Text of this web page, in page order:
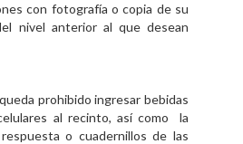
con fotografía o copia de su
nivel anterior al que desean
prohibido ingresar bebidas
al recinto, así como la
o cuadernillos de las